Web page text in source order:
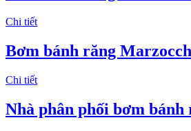
Chi tiết
Bơm bánh răng
Chi tiết
Nhà phân phối bơm